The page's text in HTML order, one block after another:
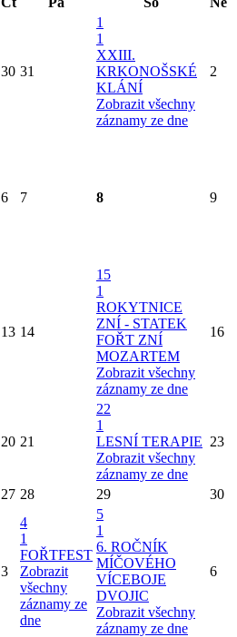
30 31
1
1
XXIII.
KRKONOŠSKÉ
KLÁNÍ
Zobrazit všechny
záznamy ze dne
2
6 7 8 9
13 14
15
1
ROKYTNICE
ZNÍ - STATEK
FOŘT ZNÍ
MOZARTEM
Zobrazit všechny
záznamy ze dne
16
20 21
22
1
LESNÍ TERAPIE
Zobrazit všechny
záznamy ze dne
23
27 28 29 30
3
4
1
FOŘTFEST
Zobrazit
všechny
záznamy ze
dne
5
1
6. ROČNÍK
MÍČOVÉHO
VÍCEBOJE
DVOJIC
Zobrazit všechny
záznamy ze dne
6